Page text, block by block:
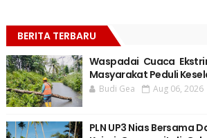
BERITA TERBARU
Waspadai Cuaca
Masyarakat Peduli
Budi Gea Aug 06, 2026
PLN UP3 Nias Bersama